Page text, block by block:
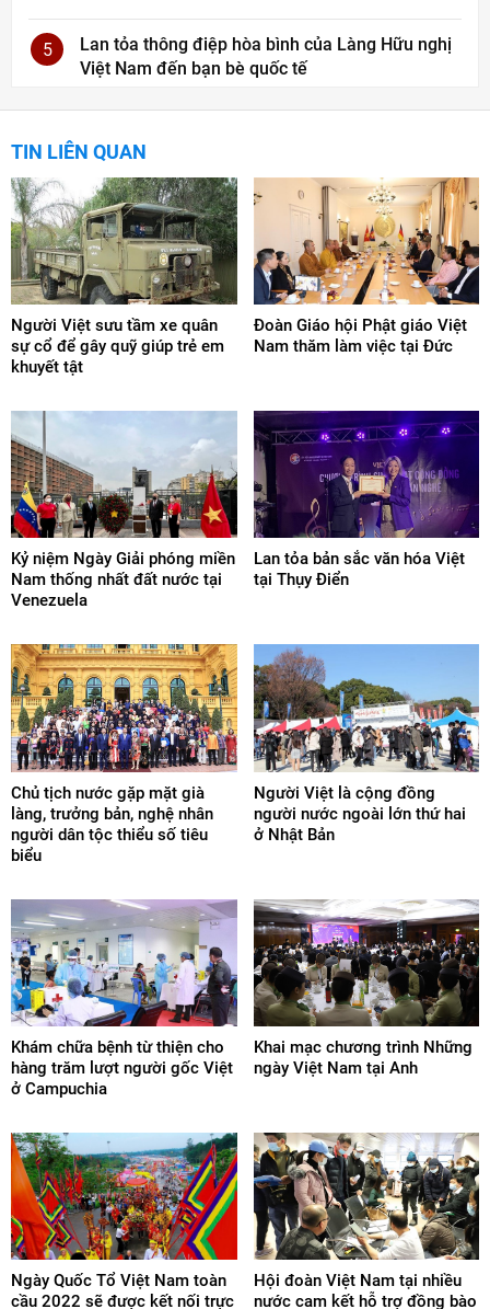
5
Lan tỏa thông điệp hòa bình của Làng Hữu nghị
Việt Nam đến bạn bè quốc tế
TIN LIÊN QUAN
Người Việt sưu tầm xe quân
sự cổ để gây quỹ giúp trẻ em
khuyết tật
Đoàn Giáo hội Phật giáo Việt
Nam thăm làm việc tại Đức
Kỷ niệm Ngày Giải phóng miền
Nam thống nhất đất nước tại
Venezuela
Lan tỏa bản sắc văn hóa Việt
tại Thụy Điển
Chủ tịch nước gặp mặt già
làng, trưởng bản, nghệ nhân
người dân tộc thiểu số tiêu
biểu
Người Việt là cộng đồng
người nước ngoài lớn thứ hai
ở Nhật Bản
Khám chữa bệnh từ thiện cho
hàng trăm lượt người gốc Việt
ở Campuchia
Khai mạc chương trình Những
ngày Việt Nam tại Anh
Ngày Quốc Tổ Việt Nam toàn
cầu 2022 sẽ được kết nối trực
Hội đoàn Việt Nam tại nhiều
nước cam kết hỗ trợ đồng bào